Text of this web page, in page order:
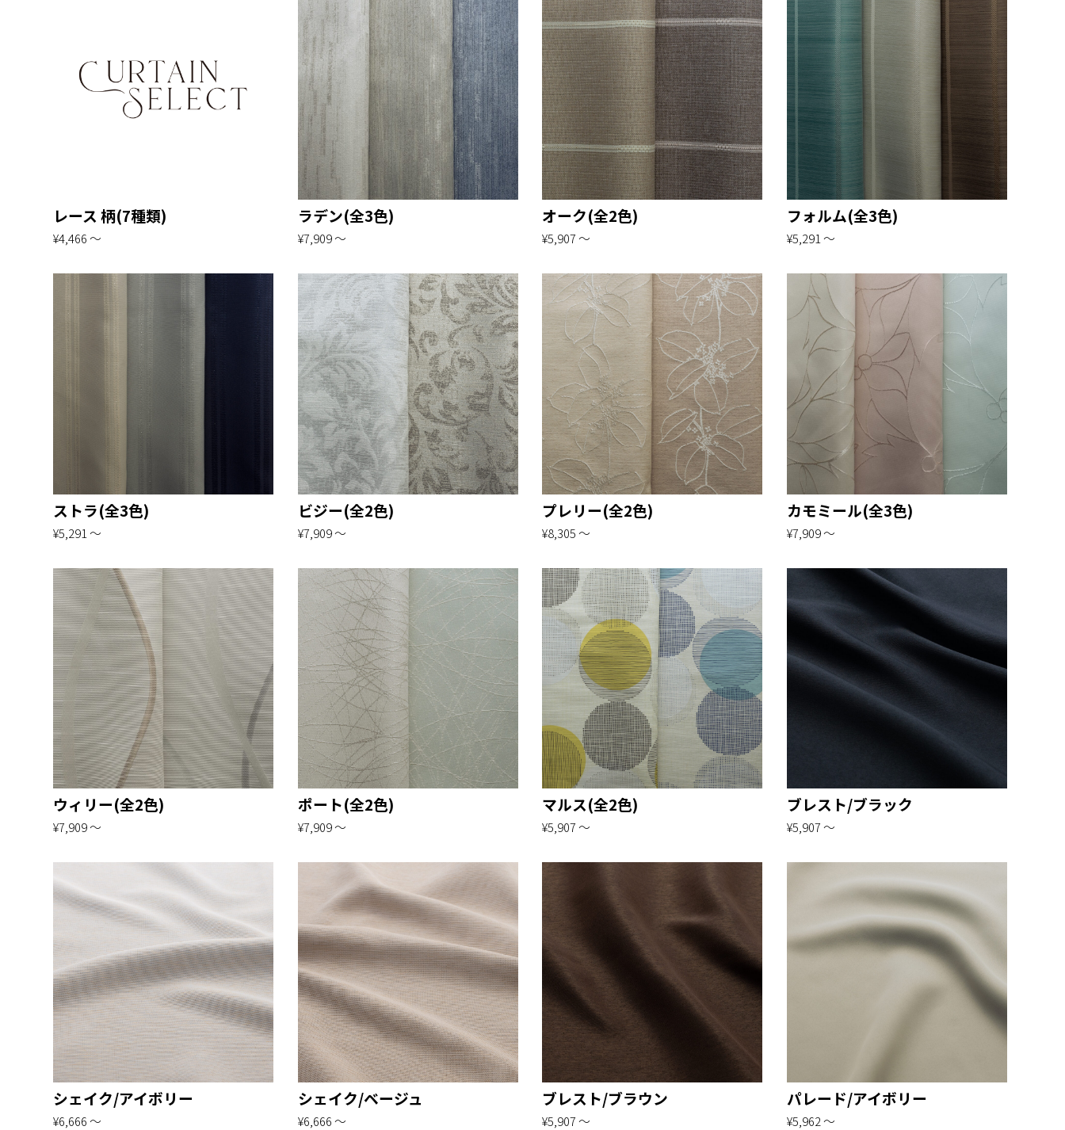
レース 柄(7種類)
¥4,466 〜
ラデン(全3色)
¥7,909 〜
オーク(全2色)
¥5,907 〜
フォルム(全3色)
¥5,291 〜
ストラ(全3色)
¥5,291 〜
ビジー(全2色)
¥7,909 〜
プレリー(全2色)
¥8,305 〜
カモミール(全3色)
¥7,909 〜
ウィリー(全2色)
¥7,909 〜
ポート(全2色)
¥7,909 〜
マルス(全2色)
¥5,907 〜
ブレスト/ブラック
¥5,907 〜
シェイク/アイボリー
¥6,666 〜
シェイク/ベージュ
¥6,666 〜
ブレスト/ブラウン
¥5,907 〜
パレード/アイボリー
¥5,962 〜